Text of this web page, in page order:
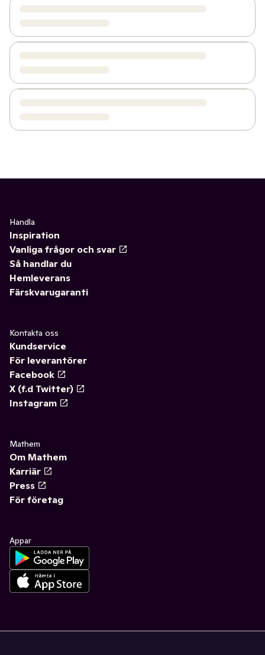
Handla
Inspiration
Vanliga frågor och svar
Så handlar du
Hemleverans
Färskvarugaranti
Kontakta oss
Kundservice
För leverantörer
Facebook
X (f.d Twitter)
Instagram
Mathem
Om Mathem
Karriär
Press
För företag
Appar